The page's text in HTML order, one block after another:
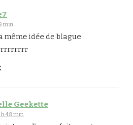
min
même idée de blague
Geekette
h 48 min